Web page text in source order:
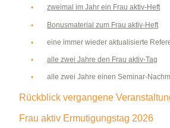
zweimal im Jahr ein Frau aktiv-Heft
Bonusmaterial zum Frau aktiv-Heft
eine immer wieder aktualisierte
alle zwei Jahre den Frau aktiv-Tag
alle zwei Jahre einen Seminar-
Rückblick vergangene
Frau aktiv Ermutigungstag 2026